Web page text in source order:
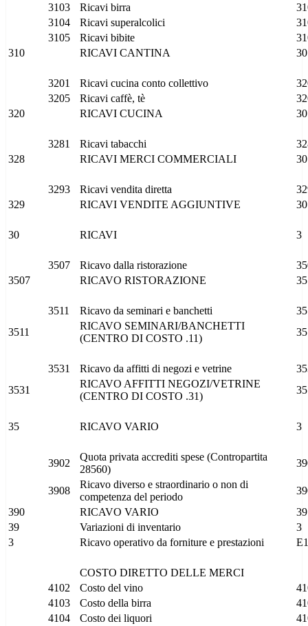
3103
Ricavi birra
3104
Ricavi superalcolici
3105
Ricavi bibite
310
RICAVI CANTINA 30
3201 Ricavi cucina conto collettivo
3205
Ricavi caffè, tè
320
RICAVI CUCINA 30
3281 Ricavi tabacchi
328
RICAVI MERCI COMMERCIALI 30
3293 Ricavi vendita diretta
329
RICAVI VENDITE AGGIUNTIVE 30
30 RICAVI 3
3507 Ricavo dalla ristorazione
3507
RICAVO RISTORAZIONE 35
3511 Ricavo da seminari e banchetti
3511
RICAVO SEMINARI/BANCHETTI
(CENTRO DI COSTO .11)
35
3531 Ricavo da affitti di negozi e vetrine
3531
RICAVO AFFITTI NEGOZI/VETRINE
(CENTRO DI COSTO .31)
35
35 RICAVO VARIO 3
3902
Quota privata accrediti spese (Contropartita
28560)
3908
Ricavo diverso e straordinario o non di
competenza del periodo
390
RICAVO VARIO
39
39
Variazioni di inventario
3
3
Ricavo operativo da forniture e prestazioni E1
COSTO DIRETTO DELLE MERCI
4102
Costo del vino
4103
Costo della birra
4104
Costo dei liquori